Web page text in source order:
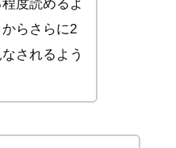
度読めるよ
らさらに2
されるよう